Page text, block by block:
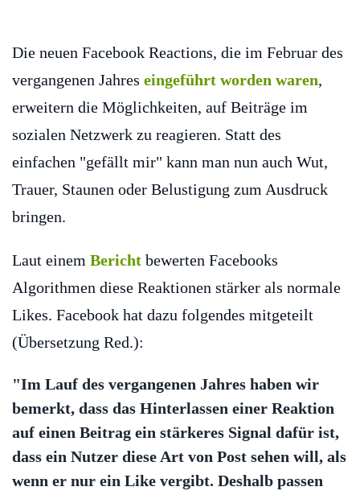
Die neuen Facebook Reactions, die im Februar des
vergangenen Jahres eingeführt worden waren,
erweitern die Möglichkeiten, auf Beiträge im
sozialen Netzwerk zu reagieren. Statt des
einfachen "gefällt mir" kann man nun auch Wut,
Trauer, Staunen oder Belustigung zum Ausdruck
bringen.
Laut einem Bericht bewerten Facebooks
Algorithmen diese Reaktionen stärker als normale
Likes. Facebook hat dazu folgendes mitgeteilt
(Übersetzung Red.):
"Im Lauf des vergangenen Jahres haben wir
bemerkt, dass das Hinterlassen einer Reaktion
auf einen Beitrag ein stärkeres Signal dafür ist,
dass ein Nutzer diese Art von Post sehen will, als
wenn er nur ein Like vergibt. Deshalb passen